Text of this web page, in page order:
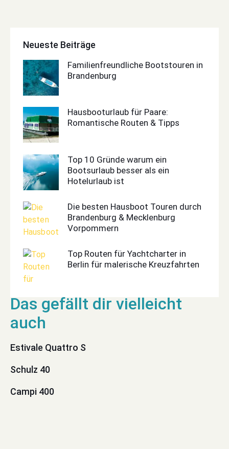
Neueste Beiträge
Familienfreundliche Bootstouren in
Brandenburg
Hausbooturlaub für Paare:
Romantische Routen & Tipps
Top 10 Gründe warum ein
Bootsurlaub besser als ein
Hotelurlaub ist
Die besten Hausboot Touren durch
Brandenburg & Mecklenburg
Vorpommern
Top Routen für Yachtcharter in
Berlin für malerische Kreuzfahrten
Estivale Quattro S
Schulz 40
Campi 400